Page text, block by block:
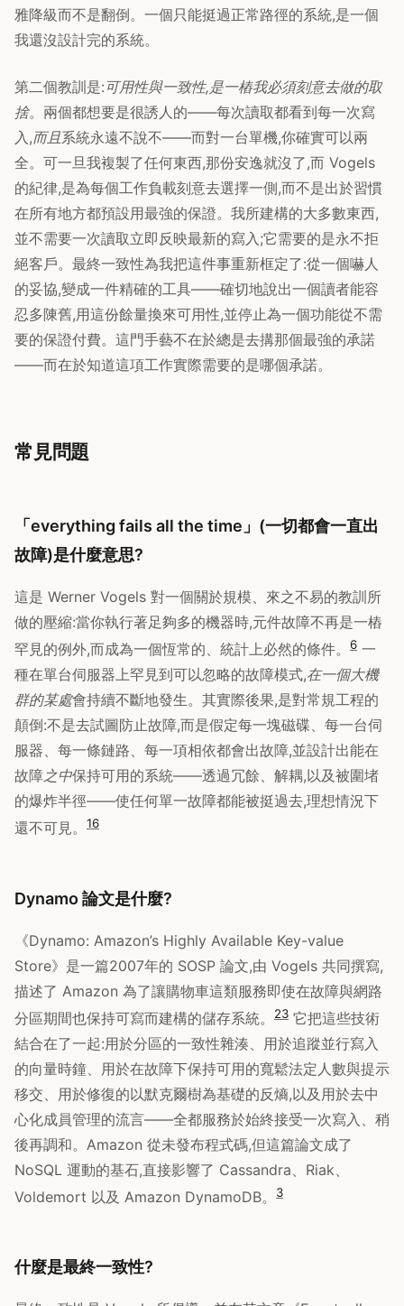
雅降級而不是翻倒。一個只能挺過正常路徑的系統,是一個
我還沒設計完的系統。
第二個教訓是: 可用性與一致性,是一樁我必須刻意去做的取
捨。兩個都想要是很誘人的——每次讀取都看到每一次寫
入,而且系統永遠不說不——而對一台單機,你確實可以兩
全。可一旦我複製了任何東西,那份安逸就沒了,而 Vogels
的紀律,是為每個工作負載刻意去選擇一側,而不是出於習慣
在所有地方都預設用最強的保證。我所建構的大多數東西,
並不需要一次讀取立即反映最新的寫入;它需要的是永不拒
絕客戶。最終一致性為我把這件事重新框定了:從一個嚇人
的妥協,變成一件精確的工具——確切地說出一個讀者能容
忍多陳舊,用這份餘量換來可用性,並停止為一個功能從不需
要的保證付費。這門手藝不在於總是去搆那個最強的承諾
——而在於知道這項工作實際需要的是哪個承諾。
常見問題
「everything fails all the time」(一切都會一直出
故障)是什麼意思?
這是 Werner Vogels 對一個關於規模、來之不易的教訓所
做的壓縮:當你執行著足夠多的機器時,元件故障不再是一樁
罕見的例外,而成為一個恆常的、統計上必然的條件。
6 一
種在單台伺服器上罕見到可以忽略的故障模式,在一個大機
群的某處會持續不斷地發生。其實際後果,是對常規工程的
顛倒:不是去試圖防止故障,而是假定每一塊磁碟、每一台伺
服器、每一條鏈路、每一項相依都會出故障,並設計出能在
故障之中保持可用的系統——透過冗餘、解耦,以及被圍堵
的爆炸半徑——使任何單一故障都能被挺過去,理想情況下
還不可見。
16
Dynamo 論文是什麼?
《Dynamo: Amazon’s Highly Available Key-value
Store》是一篇2007年的 SOSP 論文,由 Vogels 共同撰寫,
描述了 Amazon 為了讓購物車這類服務即使在故障與網路
分區期間也保持可寫而建構的儲存系統。
23 它把這些技術
結合在了一起:用於分區的一致性雜湊、用於追蹤並行寫入
的向量時鐘、用於在故障下保持可用的寬鬆法定人數與提示
移交、用於修復的以默克爾樹為基礎的反熵,以及用於去中
心化成員管理的流言——全都服務於始終接受一次寫入、稍
後再調和。Amazon 從未發布程式碼,但這篇論文成了
NoSQL 運動的基石,直接影響了 Cassandra、Riak、
Voldemort 以及 Amazon DynamoDB。
3
什麼是最終一致性?